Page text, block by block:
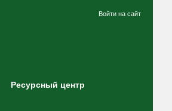
Войти на сайт
Ресурсный центр